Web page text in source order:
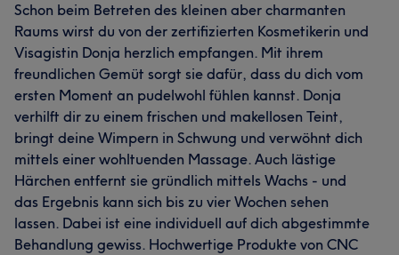
Schon beim Betreten des kleinen aber charmanten
Raums wirst du von der zertifizierten Kosmetikerin und
Visagistin Donja herzlich empfangen. Mit ihrem
freundlichen Gemüt sorgt sie dafür, dass du dich vom
ersten Moment an pudelwohl fühlen kannst. Donja
verhilft dir zu einem frischen und makellosen Teint,
bringt deine Wimpern in Schwung und verwöhnt dich
mittels einer wohltuenden Massage. Auch lästige
Härchen entfernt sie gründlich mittels Wachs - und
das Ergebnis kann sich bis zu vier Wochen sehen
lassen. Dabei ist eine individuell auf dich abgestimmte
Behandlung gewiss. Hochwertige Produkte von CNC